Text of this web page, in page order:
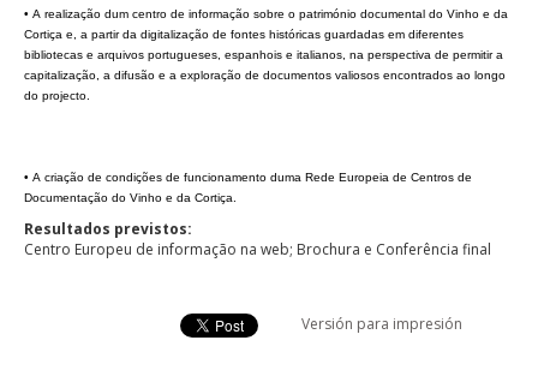
• A realização dum centro de informação sobre o património documental do Vinho e da
Cortiça e, a partir da digitalização de fontes históricas guardadas em diferentes
bibliotecas e arquivos portugueses, espanhois e italianos, na perspectiva de permitir a
capitalização, a difusão e a exploração de documentos valiosos encontrados ao longo
do projecto.
• A criação de condições de funcionamento duma Rede Europeia de Centros de
Documentação do Vinho e da Cortiça.
Resultados previstos:
Centro Europeu de informação na web; Brochura e Conferência final
Versión para impresión